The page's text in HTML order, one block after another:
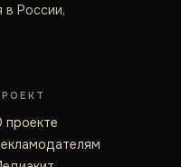
в России,
проекте